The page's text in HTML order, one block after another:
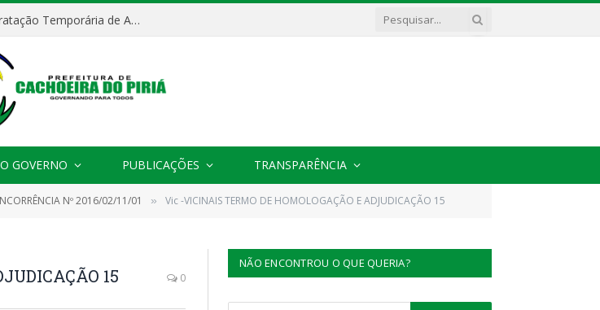
Processo Seletivo nº 001/2025 para Contratação Temporária de Agentes Comunitários de Saúde (ACS)
O GOVERNO PUBLICAÇÕES TRANSPARÊNCIA
Nº 2016/02/11/01 » Vic -VICINAIS TERMO DE HOMOLOGAÇÃO E ADJUDICAÇÃO 15
15 0
NÃO ENCONTROU O QUE QUERIA?